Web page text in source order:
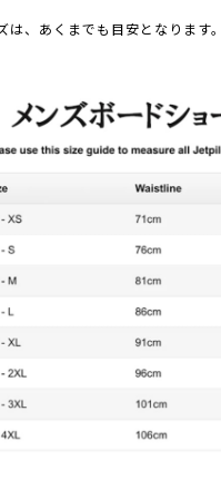
、あくまでも目安となります。